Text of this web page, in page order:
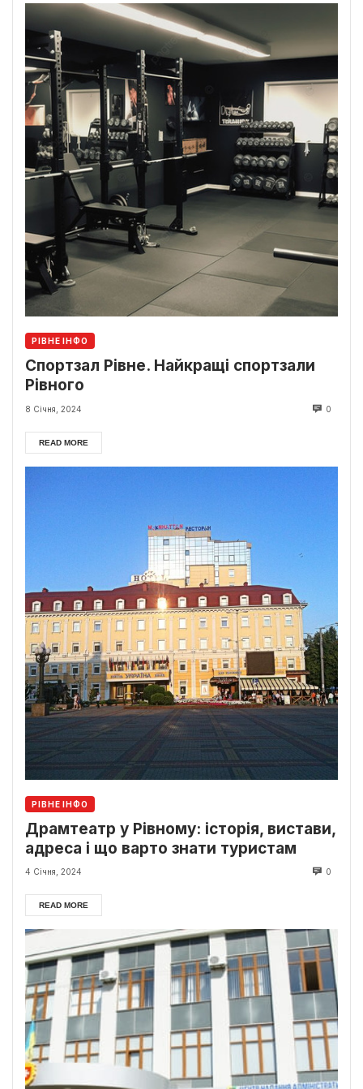
РІВНЕ ІНФО
Спортзал Рівне. Найкращі спортзали
Рівного
8 Січня, 2024 0
READ MORE
РІВНЕ ІНФО
Драмтеатр у Рівному: історія, вистави,
адреса і що варто знати туристам
4 Січня, 2024 0
READ MORE